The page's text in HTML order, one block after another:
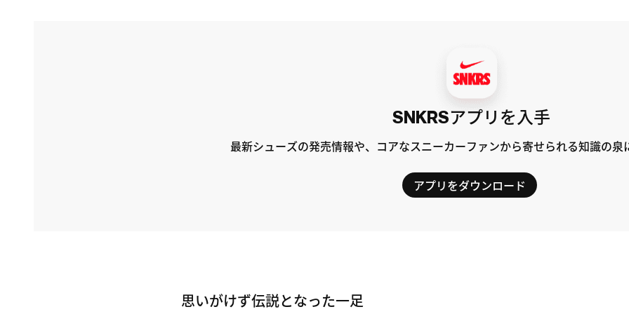
SNKRSアプリを入手
最新シューズの発売情報や、コアなスニーカーファンから寄せられる知識の泉
アプリをダウンロード
思いがけず伝説となった一足